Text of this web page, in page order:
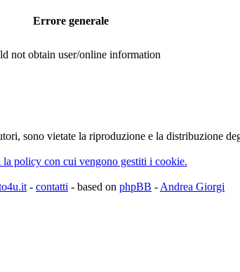
Errore generale
not obtain user/online information
sono vietate la riproduzione e la distribuzione
la policy con cui vengono gestiti i cookie.
- contatti - based on phpBB - Andrea Giorgi